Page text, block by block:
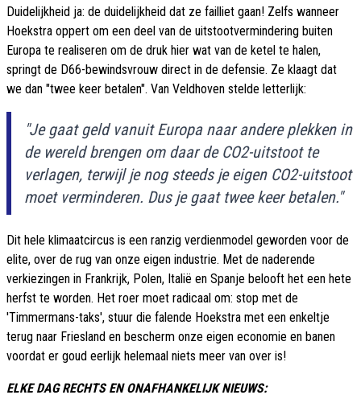
Duidelijkheid ja: de duidelijkheid dat ze failliet gaan! Zelfs wanneer
Hoekstra oppert om een deel van de uitstootvermindering buiten
Europa te realiseren om de druk hier wat van de ketel te halen,
springt de D66-bewindsvrouw direct in de defensie. Ze klaagt dat
we dan "twee keer betalen". Van Veldhoven stelde letterlijk:
"Je gaat geld vanuit Europa naar andere plekken in
de wereld brengen om daar de CO2-uitstoot te
verlagen, terwijl je nog steeds je eigen CO2-uitstoot
moet verminderen. Dus je gaat twee keer betalen."
Dit hele klimaatcircus is een ranzig verdienmodel geworden voor de
elite, over de rug van onze eigen industrie. Met de naderende
verkiezingen in Frankrijk, Polen, Italië en Spanje belooft het een hete
herfst te worden. Het roer moet radicaal om: stop met de
'Timmermans-taks', stuur die falende Hoekstra met een enkeltje
terug naar Friesland en bescherm onze eigen economie en banen
voordat er goud eerlijk helemaal niets meer van over is!
ELKE DAG RECHTS EN ONAFHANKELIJK NIEUWS: